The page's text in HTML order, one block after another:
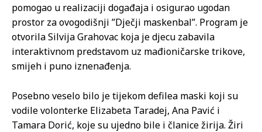
pomogao u realizaciji događaja i osigurao ugodan
prostor za ovogodišnji ”Dječji maskenbal”. Program je
otvorila Silvija Grahovac koja je djecu zabavila
interaktivnom predstavom uz mađioničarske trikove,
smijeh i puno iznenađenja.
Posebno veselo bilo je tijekom defilea maski koji su
vodile volonterke Elizabeta Taradej, Ana Pavić i
Tamara Dorić, koje su ujedno bile i članice žirija. Žiri